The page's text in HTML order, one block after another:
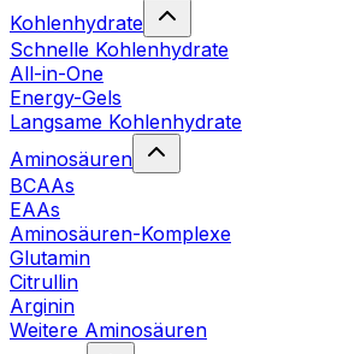
Kohlenhydrate
Schnelle Kohlenhydrate
All-in-One
Energy-Gels
Langsame Kohlenhydrate
Aminosäuren
BCAAs
EAAs
Aminosäuren-Komplexe
Glutamin
Citrullin
Arginin
Weitere Aminosäuren